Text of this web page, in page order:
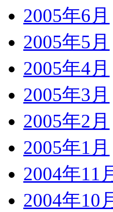
2005年6月
2005年5月
2005年4月
2005年3月
2005年2月
2005年1月
2004年11
2004年10